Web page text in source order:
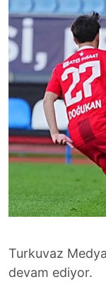
Turkuvaz
devam ediyor.